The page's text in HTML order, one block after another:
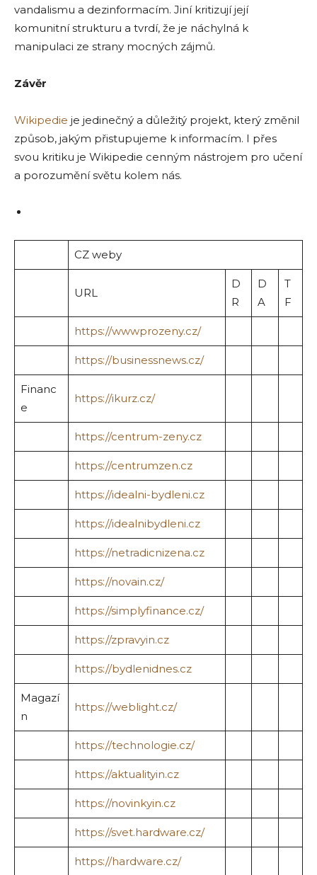
vandalismu a dezinformacím. Jiní kritizují její
komunitní strukturu a tvrdí, že je náchylná k
manipulaci ze strany mocných zájmů.
Závěr
Wikipedie je jedinečný a důležitý projekt, který změnil
způsob, jakým přistupujeme k informacím. I přes
svou kritiku je Wikipedie cenným nástrojem pro učení
a porozumění světu kolem nás.
CZ weby
URL
D
R
D
A
T
F
https://wwwprozeny.cz/
https://businessnews.cz/
Financ
e
https://ikurz.cz/
https://centrum-zeny.cz
https://centrumzen.cz
https://idealni-bydleni.cz
https://idealnibydleni.cz
https://netradicnizena.cz
https://novain.cz/
https://simplyfinance.cz/
https://zpravyin.cz
https://bydlenidnes.cz
Magazí
n
https://weblight.cz/
https://technologie.cz/
https://aktualityin.cz
https://novinkyin.cz
https://svet.hardware.cz/
https://hardware.cz/